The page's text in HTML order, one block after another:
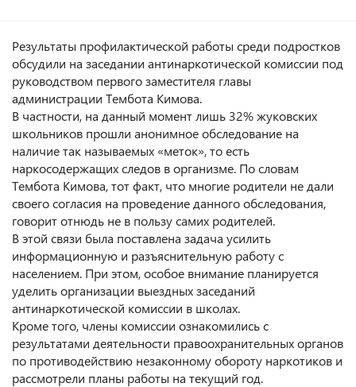
Результаты профилактической работы среди подростков
обсудили на заседании антинаркотической комиссии под
руководством первого заместителя главы
администрации Тембота Кимова.
В частности, на данный момент лишь 32% жуковских
школьников прошли анонимное обследование на
наличие так называемых «меток», то есть
наркосодержащих следов в организме. По словам
Тембота Кимова, тот факт, что многие родители не дали
своего согласия на проведение данного обследования,
говорит отнюдь не в пользу самих родителей.
В этой связи была поставлена задача усилить
информационную и разъяснительную работу с
населением. При этом, особое внимание планируется
уделить организации выездных заседаний
антинаркотической комиссии в школах.
Кроме того, члены комиссии ознакомились с
результатами деятельности правоохранительных органов
по противодействию незаконному обороту наркотиков и
рассмотрели планы работы на текущий год.